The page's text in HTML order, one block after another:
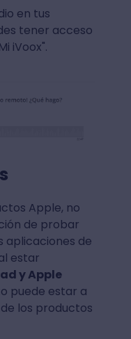
en tus
tener acceso
iVoox".
Apple, no
de probar
aplicaciones de
estar
y Apple
puede estar a
los productos